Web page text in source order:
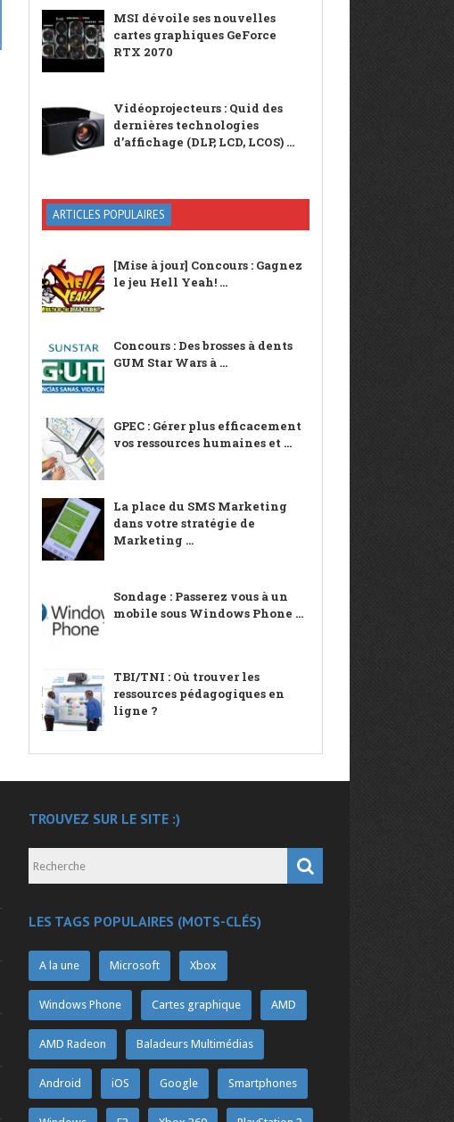
MSI dévoile ses nouvelles
cartes graphiques GeForce
RTX 2070
Vidéoprojecteurs : Quid des
dernières technologies
d’affichage (DLP, LCD, LCOS) ...
ARTICLES POPULAIRES
[Mise à jour] Concours : Gagnez
le jeu Hell Yeah! ...
Concours : Des brosses à dents
GUM Star Wars à ...
GPEC : Gérer plus efficacement
vos ressources humaines et ...
La place du SMS Marketing
dans votre stratégie de
Marketing ...
Sondage : Passerez vous à un
mobile sous Windows Phone ...
TBI/TNI : Où trouver les
ressources pédagogiques en
ligne ?
TROUVEZ SUR LE SITE :)
LES TAGS POPULAIRES (MOTS-CLÉS)
A la une Microsoft Xbox
Windows Phone Cartes graphique AMD
AMD Radeon Baladeurs Multimédias
Android iOS Google Smartphones